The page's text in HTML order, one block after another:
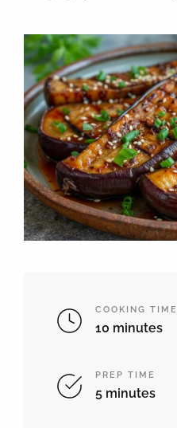
COOKING TIME
10 minutes
PREP TIME
5 minutes